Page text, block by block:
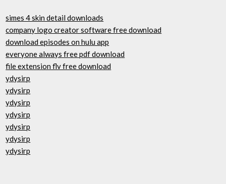
simes 4 skin detail downloads
company logo creator software free download
download episodes on hulu app
everyone always free pdf download
file extension flv free download
ydysirp
ydysirp
ydysirp
ydysirp
ydysirp
ydysirp
ydysirp